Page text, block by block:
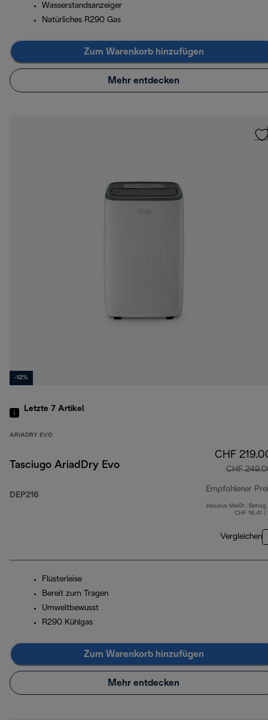
Wasserstandsanzeiger
Natürliches R290 Gas
Zum Warenkorb hinzufügen
Mehr entdecken
-12%
Letzte 7 Artikel
ARIADRY EVO
Tasciugo AriadDry Evo
DEP216
CHF
CHF
Empfohlener
Inklusive MwSt.-Betrag
CHF 16.41 (
Vergleichen
Flüsterleise
Bereit zum Tragen
Umweltbewusst
R290 Kühlgas
Zum Warenkorb hinzufügen
Mehr entdecken